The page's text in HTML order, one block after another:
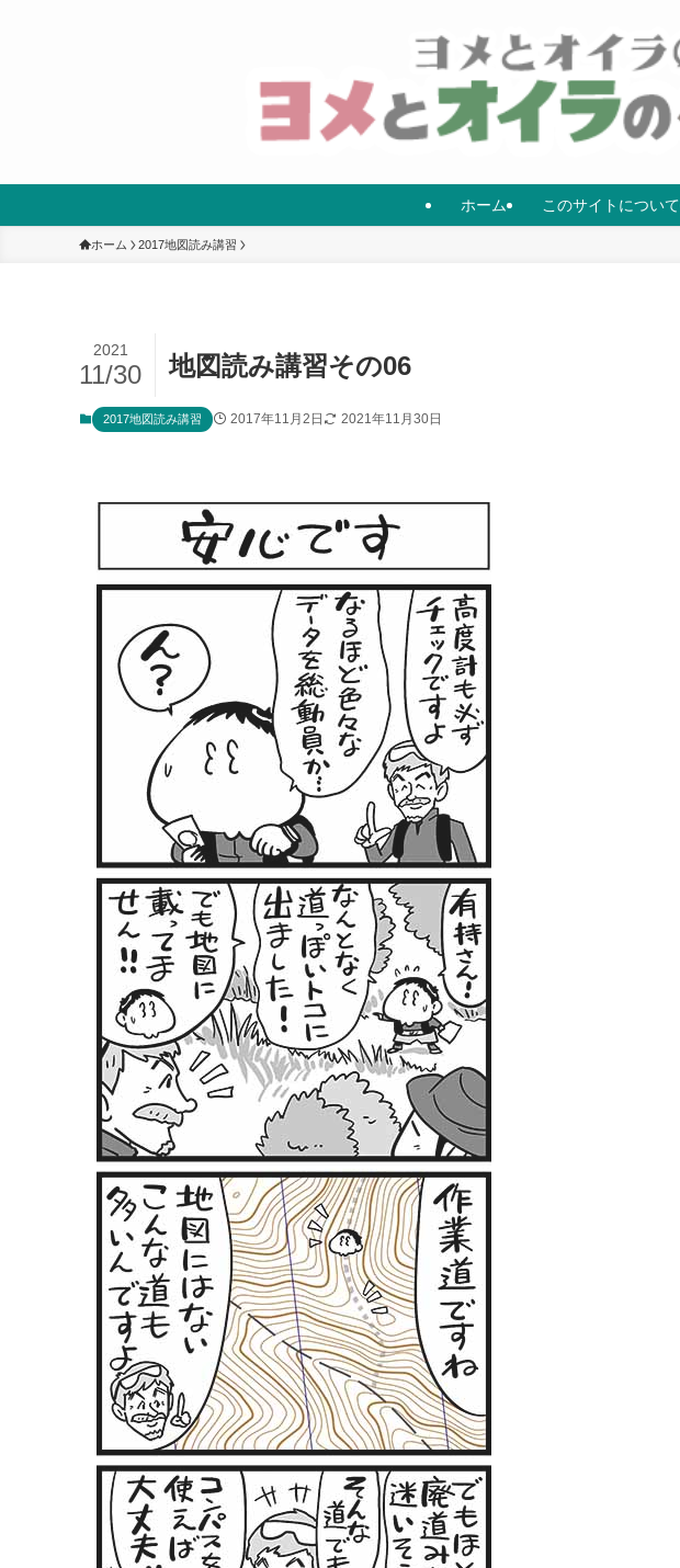
ホーム このサイトについて
ホーム 2017地図読み講習
地図読み講習その06
2021
11/30
2017地図読み講習 2017年11月2日 2021年11月30日